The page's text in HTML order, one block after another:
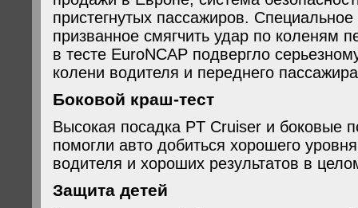
пристегнутых пассажиров.
призванное смягчить удар по коленям
в тесте EuroNCAP подвергло
колени водителя и переднего
Боковой краш-тест
Высокая посадка PT Cruiser и боковые
помогли авто добиться хорошего
водителя и хороших результатов в
Защита детей